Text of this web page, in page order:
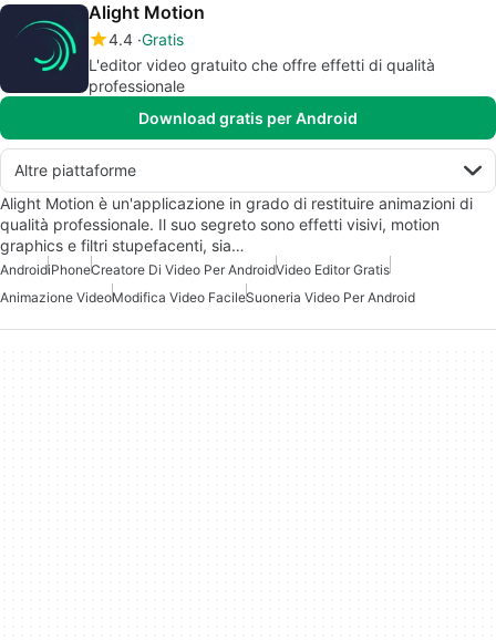
Alight Motion
4.4 Gratis
L'editor video gratuito che offre effetti di qualità
professionale
Download gratis per Android
Altre piattaforme
Alight Motion è un'applicazione in grado di restituire animazioni di
qualità professionale. Il suo segreto sono effetti visivi, motion
graphics e filtri stupefacenti, sia…
AndroidiPhoneCreatore Di Video Per AndroidVideo Editor Gratis
Animazione VideoModifica Video FacileSuoneria Video Per Android